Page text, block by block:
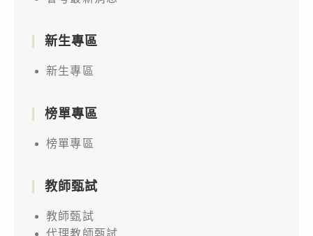
新生專區
新生專區
榜單專區
榜單專區
教師甄試
教師甄試
代理教師甄試